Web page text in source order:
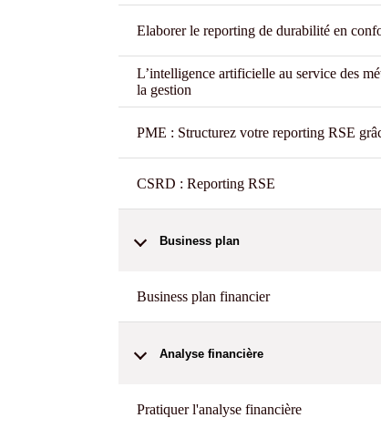
Elaborer le reporting de durabilité en
L’intelligence artificielle au service des
la gestion
PME : Structurez votre reporting RSE
CSRD : Reporting RSE
Business plan
Business plan financier
Analyse financière
Pratiquer l'analyse financière